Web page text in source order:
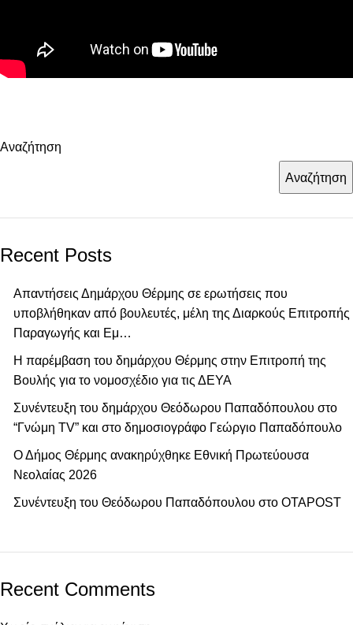
Αναζήτηση
Αναζήτηση
Recent Posts
Απαντήσεις Δημάρχου Θέρμης σε ερωτήσεις που
υποβλήθηκαν από βουλευτές, μέλη της Διαρκούς Επιτροπής
Παραγωγής και Εμ…
Η παρέμβαση του δημάρχου Θέρμης στην Επιτροπή της
Βουλής για το νομοσχέδιο για τις ΔΕΥΑ
Συνέντευξη του δημάρχου Θεόδωρου Παπαδόπουλου στο
“Γνώμη TV” και στο δημοσιογράφο Γεώργιο Παπαδόπουλο
Ο Δήμος Θέρμης ανακηρύχθηκε Εθνική Πρωτεύουσα
Νεολαίας 2026
Συνέντευξη του Θεόδωρου Παπαδόπουλου στο ΟΤΑPOST
Recent Comments